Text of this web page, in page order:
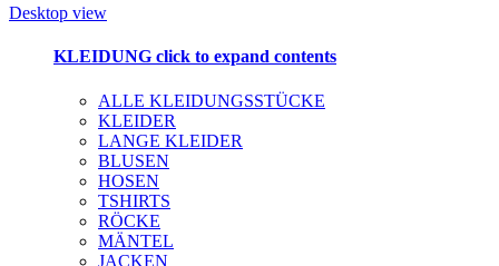
Desktop view
KLEIDUNG click to expand contents
ALLE KLEIDUNGSSTÜCKE
KLEIDER
LANGE KLEIDER
BLUSEN
HOSEN
TSHIRTS
RÖCKE
MÄNTEL
JACKEN